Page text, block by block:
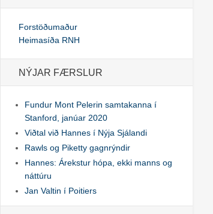
Forstöðumaður
Heimasíða RNH
NÝJAR FÆRSLUR
Fundur Mont Pelerin samtakanna í
Stanford, janúar 2020
Viðtal við Hannes í Nýja Sjálandi
Rawls og Piketty gagnrýndir
Hannes: Árekstur hópa, ekki manns og
náttúru
Jan Valtin í Poitiers